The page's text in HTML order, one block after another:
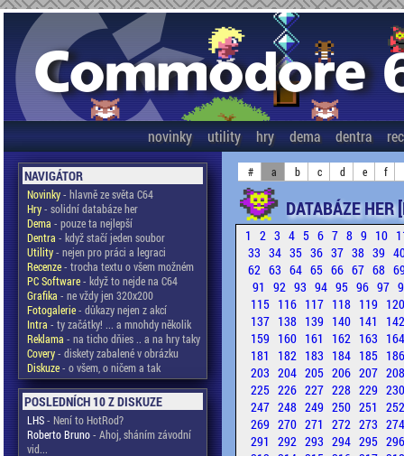
novinky utility hry dema dentra
NAVIGÁTOR
Novinky- hlavně ze světa C64
Hry- solidní databáze her
Dema - pouze ta nejlepší
Dentra - když stačí jeden soubor
Utility- nejen pro práci a legraci
Recenze- trocha textu o všem možném
PC Software- když to nejde na C64
Grafika - ne vždy jen 320x200
Fotogalerie- důkazy nejen z akcí
Intra - ty začátky! ... a mnohdy několik
Reklama - na ticho dňies .. a na hry taky
Covery- diskety zabalené v obrázku
Diskuze- o všem, o ničem a tak
POSLEDNÍCH 10 Z DISKUZE
LHS- Není to HotRod?
Roberto Bruno- Ahoj, sháním závodní
vid...
# a b c d e f
DATABÁZE
1 2 3 4 5 6 7 8 9 10
33 34 35 36 37 38 39
62 63 64 65 66 67 68
91 92 93 94 95 96 97
115 116 117 118 119
137 138 139 140 141
159 160 161 162 163
181
182 183 184 185
203 204 205 206 207
225 226 227 228 229
247 248 249 250 251
269 270 271 272 273
291 292 293 294 295